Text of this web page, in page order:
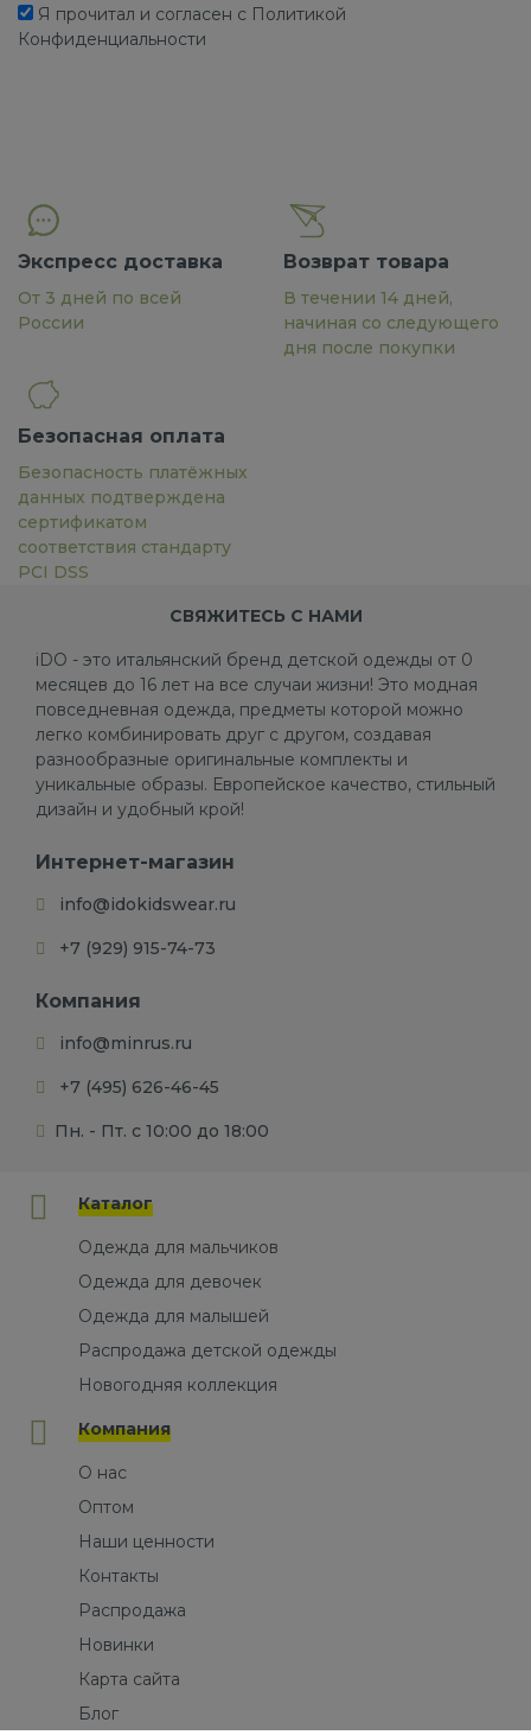
Я прочитал и согласен с Политикой
Конфиденциальности
Экспресс доставка
От 3 дней по всей
России
Возврат товара
В течении 14 дней,
начиная со следующего
дня после покупки
Безопасная оплата
Безопасность платёжных
данных подтверждена
сертификатом
соответствия стандарту
PCI DSS
СВЯЖИТЕСЬ С НАМИ
iDO - это итальянский бренд детской одежды от 0
месяцев до 16 лет на все случаи жизни! Это модная
повседневная одежда, предметы которой можно
легко комбинировать друг с другом, создавая
разнообразные оригинальные комплекты и
уникальные образы. Европейское качество, стильный
дизайн и удобный крой!
Интернет-магазин
info@idokidswear.ru
+7 (929) 915-74-73
Компания
info@minrus.ru
+7 (495) 626-46-45
Пн. - Пт. с 10:00 до 18:00
Каталог
Одежда для мальчиков
Одежда для девочек
Одежда для малышей
Распродажа детской одежды
Новогодняя коллекция
Компания
О нас
Оптом
Наши ценности
Контакты
Распродажа
Новинки
Карта сайта
Блог